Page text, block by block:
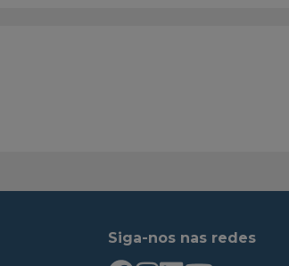
L6 2022
L6 2022
Siga-nos nas redes